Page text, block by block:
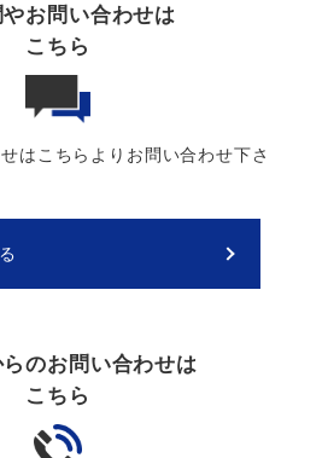
やお問い合わせは
こちら
はこちらよりお問い合わせ下さ
のお問い合わせは
こちら